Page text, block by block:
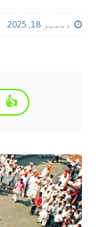
دسمبر 18, 2025
👍